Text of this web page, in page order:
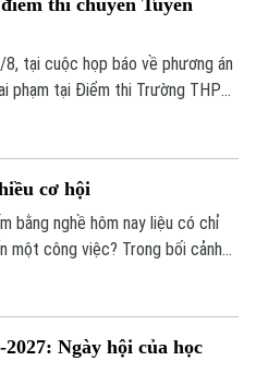
8, tại cuộc họp báo về phương án
phạm tại Điểm thi Trường THPT
gian thi lại dự kiến vào ngày 14
cơ hội
bằng nghề hôm nay liệu có chỉ
một công việc? Trong bối cảnh
còn là người có năng lực thích
Ngày hội của học